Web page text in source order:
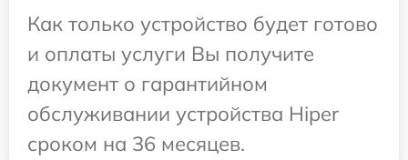
Как только устройство будет готово
и оплаты услуги Вы получите
документ о гарантийном
обслуживании устройства Hiper
сроком на 36 месяцев.